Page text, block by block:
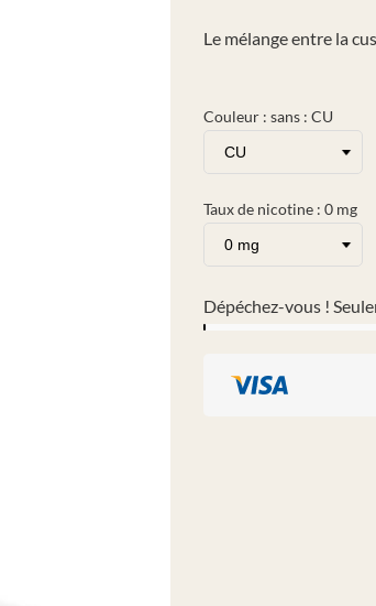
Le mélange entre la
Couleur : sans : CU
Taux de nicotine : 0 mg
Dépéchez-vous !